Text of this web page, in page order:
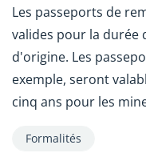
Les passeports de
valides pour la durée
d'origine. Les
exemple, seront
cinq ans pour les
Formalités